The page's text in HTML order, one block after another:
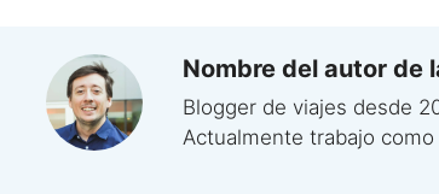
Nombre del autor de
Blogger de viajes desde
Actualmente trabajo como